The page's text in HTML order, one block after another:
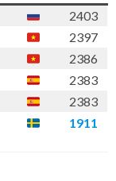
2403
2397
2386
2383
2383
1911